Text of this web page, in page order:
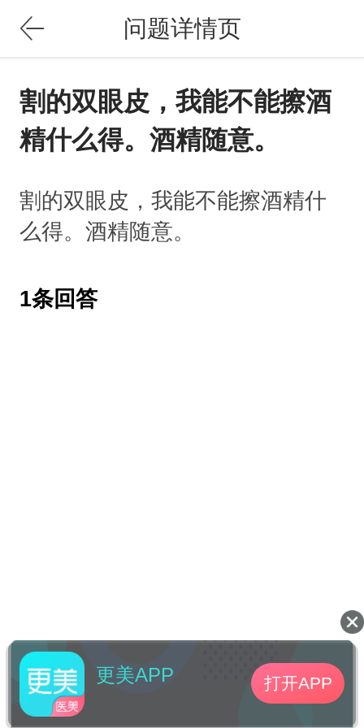
问题详情页
割的双眼皮，我能不能擦酒
精什么得。酒精随意。
割的双眼皮，我能不能擦酒精什
么得。酒精随意。
1条回答
更美APP 打开APP